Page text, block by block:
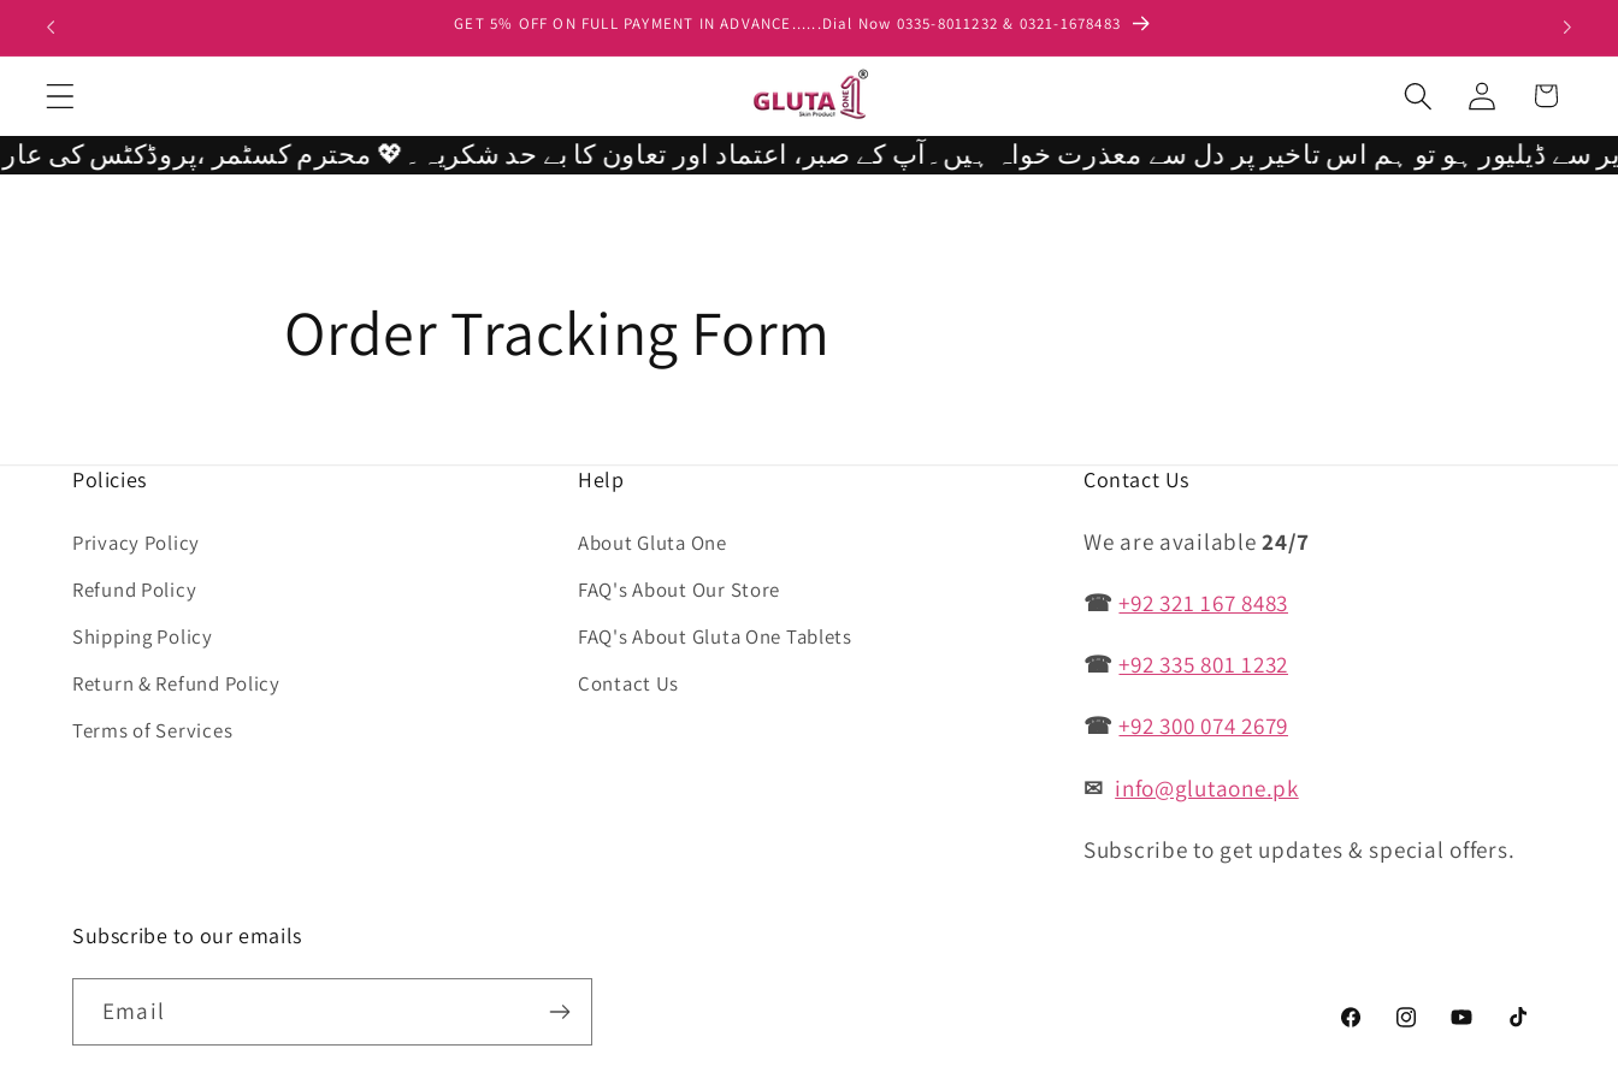
Skip to
content
GET 5% OFF ON FULL PAYMENT IN ADVANCE......Dial Now 0335-8011232 & 0321-1678483
Log
in
Cart
محترم کسٹمر ،پروڈکٹس کی عارضی کمی یا کورئیر سروس کی وجہ سے اگر آپ کا پارسل معمول سے کچھ دیر سے ڈیلیور ہو تو ہم اس تاخیر پر دل سے معذرت خواہ ہیں۔آپ کے صبر، اعتماد اور تعاون کا بے حد شکریہ۔ 💖
Order Tracking Form
Policies
Privacy Policy
Refund Policy
Shipping Policy
Return & Refund Policy
Terms of Services
Help
About Gluta One
FAQ's About Our Store
FAQ's About Gluta One Tablets
Contact Us
Contact Us
We are available24/7
☎+92 321 167 8483
☎+92 335 801 1232
☎+92 300 074 2679
✉ info@glutaone.pk
Subscribe to get updates & special offers.
Subscribe to our emails
Email
FacebookInstagramYouTubeTikTok